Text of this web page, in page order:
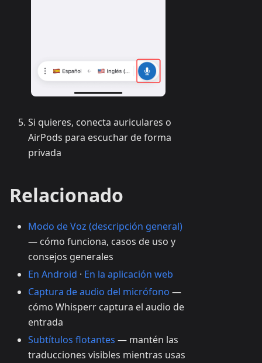
Si quieres, conecta auriculares o
AirPods para escuchar de forma
privada
Relacionado
Modo de Voz (descripción general)
— cómo funciona, casos de uso y
consejos generales
En Android · En la aplicación web
Captura de audio del micrófono —
cómo Whisperr captura el audio de
entrada
Subtítulos flotantes — mantén las
traducciones visibles mientras usas